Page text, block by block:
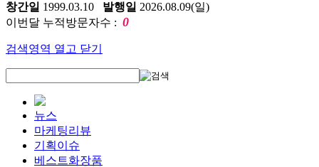
창간일 1999.03.10 발행일 2026.08.09(일)
이번달 누적방문자수 : 0
검색영역 열고 닫기
뉴스
마케팅리뷰
기획이슈
베스트화장품